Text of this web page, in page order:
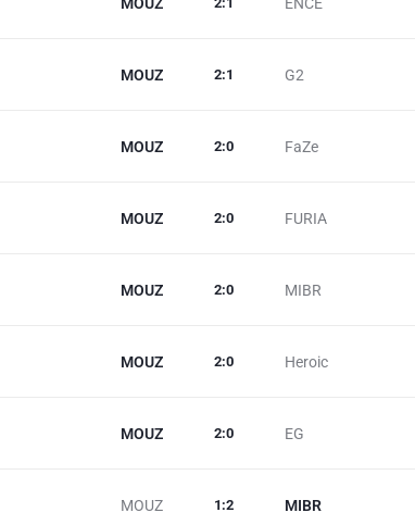
MOUZ G2
2:1
MOUZ FaZe
2:0
MOUZ FURIA
2:0
MOUZ MIBR
2:0
MOUZ Heroic
2:0
MOUZ EG
2:0
MOUZ MIBR
1 :2